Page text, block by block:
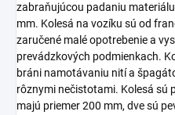
zabraňujúcou padaniu
mm. Kolesá na vozíku sú od
zaručené malé opotrebenie a
prevádzkových podmienkach.
bráni namotávaniu nití a
rôznymi nečistotami. Kolesá sú
majú priemer 200 mm, dve sú